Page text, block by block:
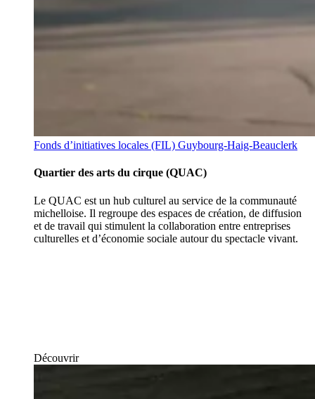
Fonds d’initiatives locales (FIL) Guybourg-Haig-Beauclerk
Quartier des arts du cirque (QUAC)
Le QUAC est un hub culturel au service de la communauté
michelloise. Il regroupe des espaces de création, de diffusion
et de travail qui stimulent la collaboration entre entreprises
culturelles et d’économie sociale autour du spectacle vivant.
Découvrir